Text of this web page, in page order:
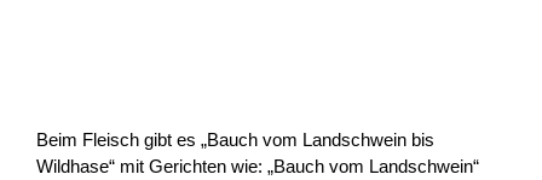
Beim Fleisch gibt es „Bauch vom Landschwein bis
Wildhase“ mit Gerichten wie: „Bauch vom Landschwein“